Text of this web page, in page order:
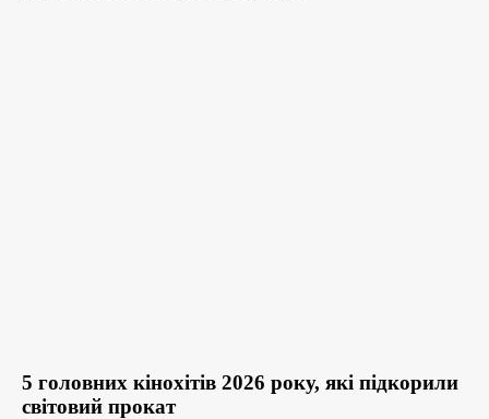
5 головних кінохітів 2026 року, які підкорили
світовий прокат